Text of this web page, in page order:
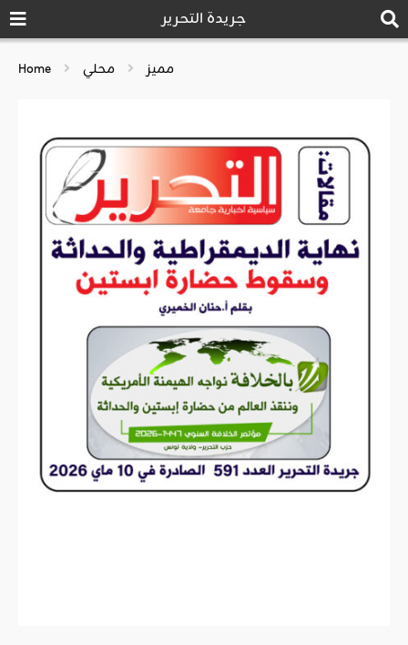
جريدة التحرير
Home مميز محلي